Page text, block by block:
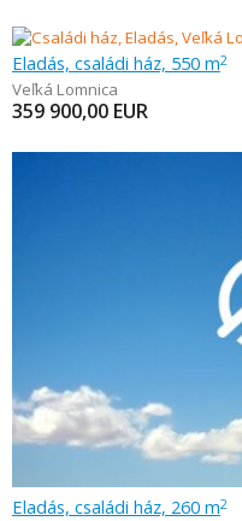
Eladás, családi ház, 550 m2
Veľká Lomnica
359 900,00 EUR
Eladás, családi ház, 260 m2